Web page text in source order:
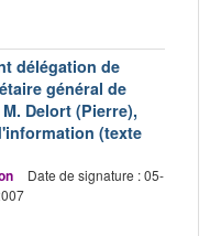
délégation de
général de
Delort (Pierre),
(texte
Date de signature : 05-